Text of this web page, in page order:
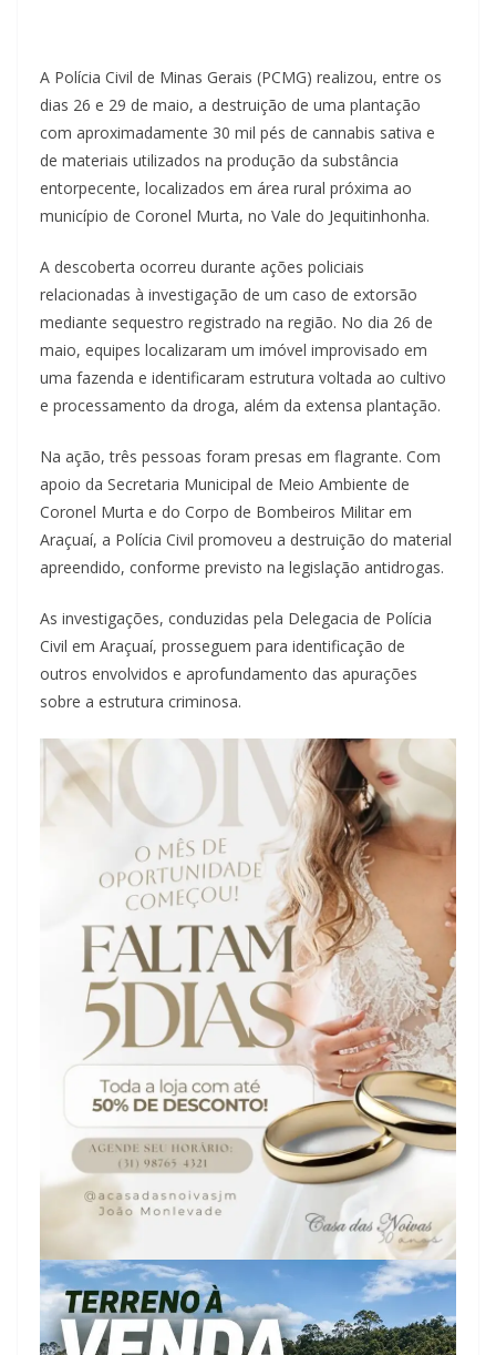
A Polícia Civil de Minas Gerais (PCMG) realizou, entre os
dias 26 e 29 de maio, a destruição de uma plantação
com aproximadamente 30 mil pés de cannabis sativa e
de materiais utilizados na produção da substância
entorpecente, localizados em área rural próxima ao
município de Coronel Murta, no Vale do Jequitinhonha.
A descoberta ocorreu durante ações policiais
relacionadas à investigação de um caso de extorsão
mediante sequestro registrado na região. No dia 26 de
maio, equipes localizaram um imóvel improvisado em
uma fazenda e identificaram estrutura voltada ao cultivo
e processamento da droga, além da extensa plantação.
Na ação, três pessoas foram presas em flagrante. Com
apoio da Secretaria Municipal de Meio Ambiente de
Coronel Murta e do Corpo de Bombeiros Militar em
Araçuaí, a Polícia Civil promoveu a destruição do material
apreendido, conforme previsto na legislação antidrogas.
As investigações, conduzidas pela Delegacia de Polícia
Civil em Araçuaí, prosseguem para identificação de
outros envolvidos e aprofundamento das apurações
sobre a estrutura criminosa.